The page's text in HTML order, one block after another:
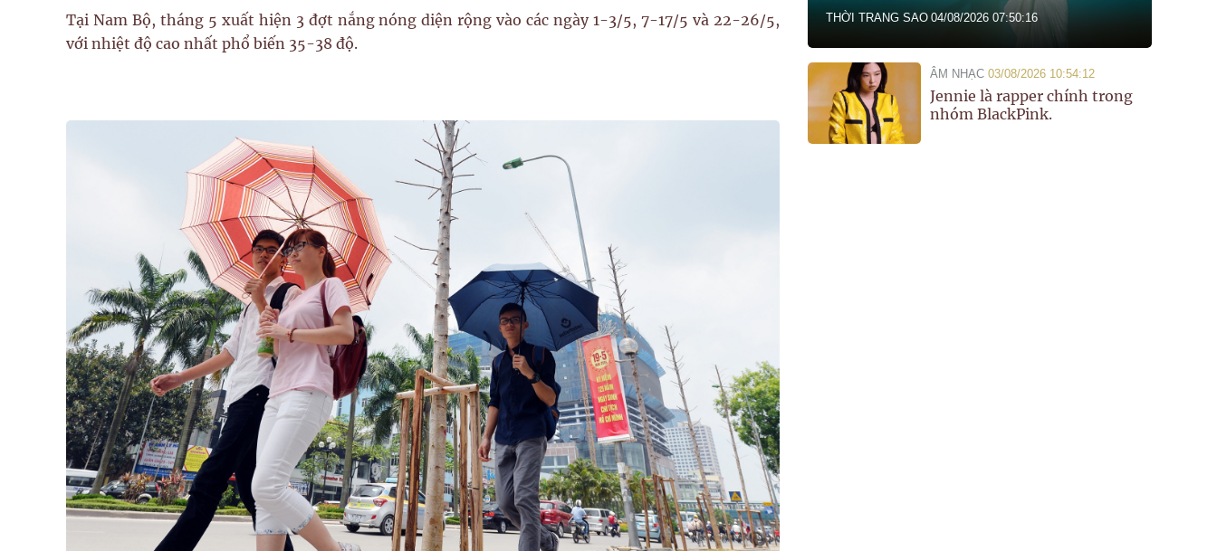
Tại Nam Bộ, tháng 5 xuất hiện 3 đợt nắng nóng diện rộng vào các ngày 1-3/5, 7-17/5 và 22-26/5,
với nhiệt độ cao nhất phổ biến 35-38 độ.
THỜI TRANG SAO 04/08/2026 07:50:16
ÂM NHẠC 03/08/2026 10:54:12
Jennie là rapper chính trong
nhóm BlackPink.